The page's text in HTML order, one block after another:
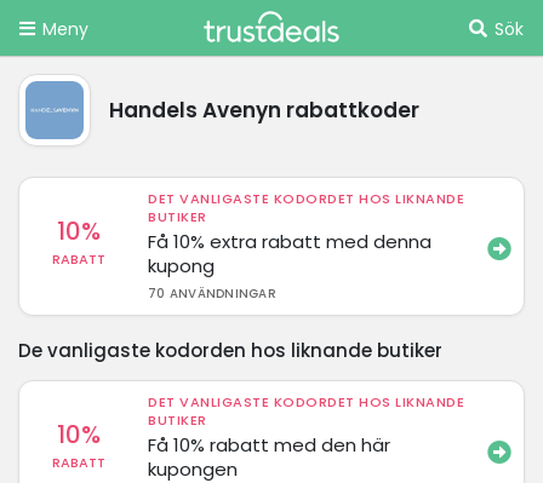
Meny Sök
Handels Avenyn rabattkoder
10%
RABATT
DET VANLIGASTE KODORDET HOS LIKNANDE
BUTIKER
Få 10% extra rabatt med denna
kupong
70 ANVÄNDNINGAR
De vanligaste kodorden hos liknande butiker
10%
RABATT
DET VANLIGASTE KODORDET HOS LIKNANDE
BUTIKER
Få 10% rabatt med den här
kupongen